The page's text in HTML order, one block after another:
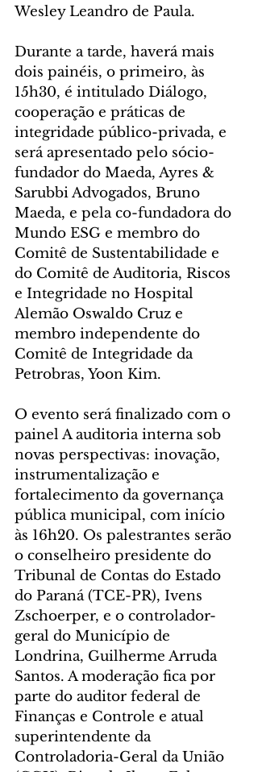
Wesley Leandro de Paula.
Durante a tarde, haverá mais
dois painéis, o primeiro, às
15h30, é intitulado Diálogo,
cooperação e práticas de
integridade público-privada, e
será apresentado pelo sócio-
fundador do Maeda, Ayres &
Sarubbi Advogados, Bruno
Maeda, e pela co-fundadora do
Mundo ESG e membro do
Comitê de Sustentabilidade e
do Comitê de Auditoria, Riscos
e Integridade no Hospital
Alemão Oswaldo Cruz e
membro independente do
Comitê de Integridade da
Petrobras, Yoon Kim.
O evento será finalizado com o
painel A auditoria interna sob
novas perspectivas: inovação,
instrumentalização e
fortalecimento da governança
pública municipal, com início
às 16h20. Os palestrantes serão
o conselheiro presidente do
Tribunal de Contas do Estado
do Paraná (TCE-PR), Ivens
Zschoerper, e o controlador-
geral do Município de
Londrina, Guilherme Arruda
Santos. A moderação fica por
parte do auditor federal de
Finanças e Controle e atual
superintendente da
Controladoria-Geral da União